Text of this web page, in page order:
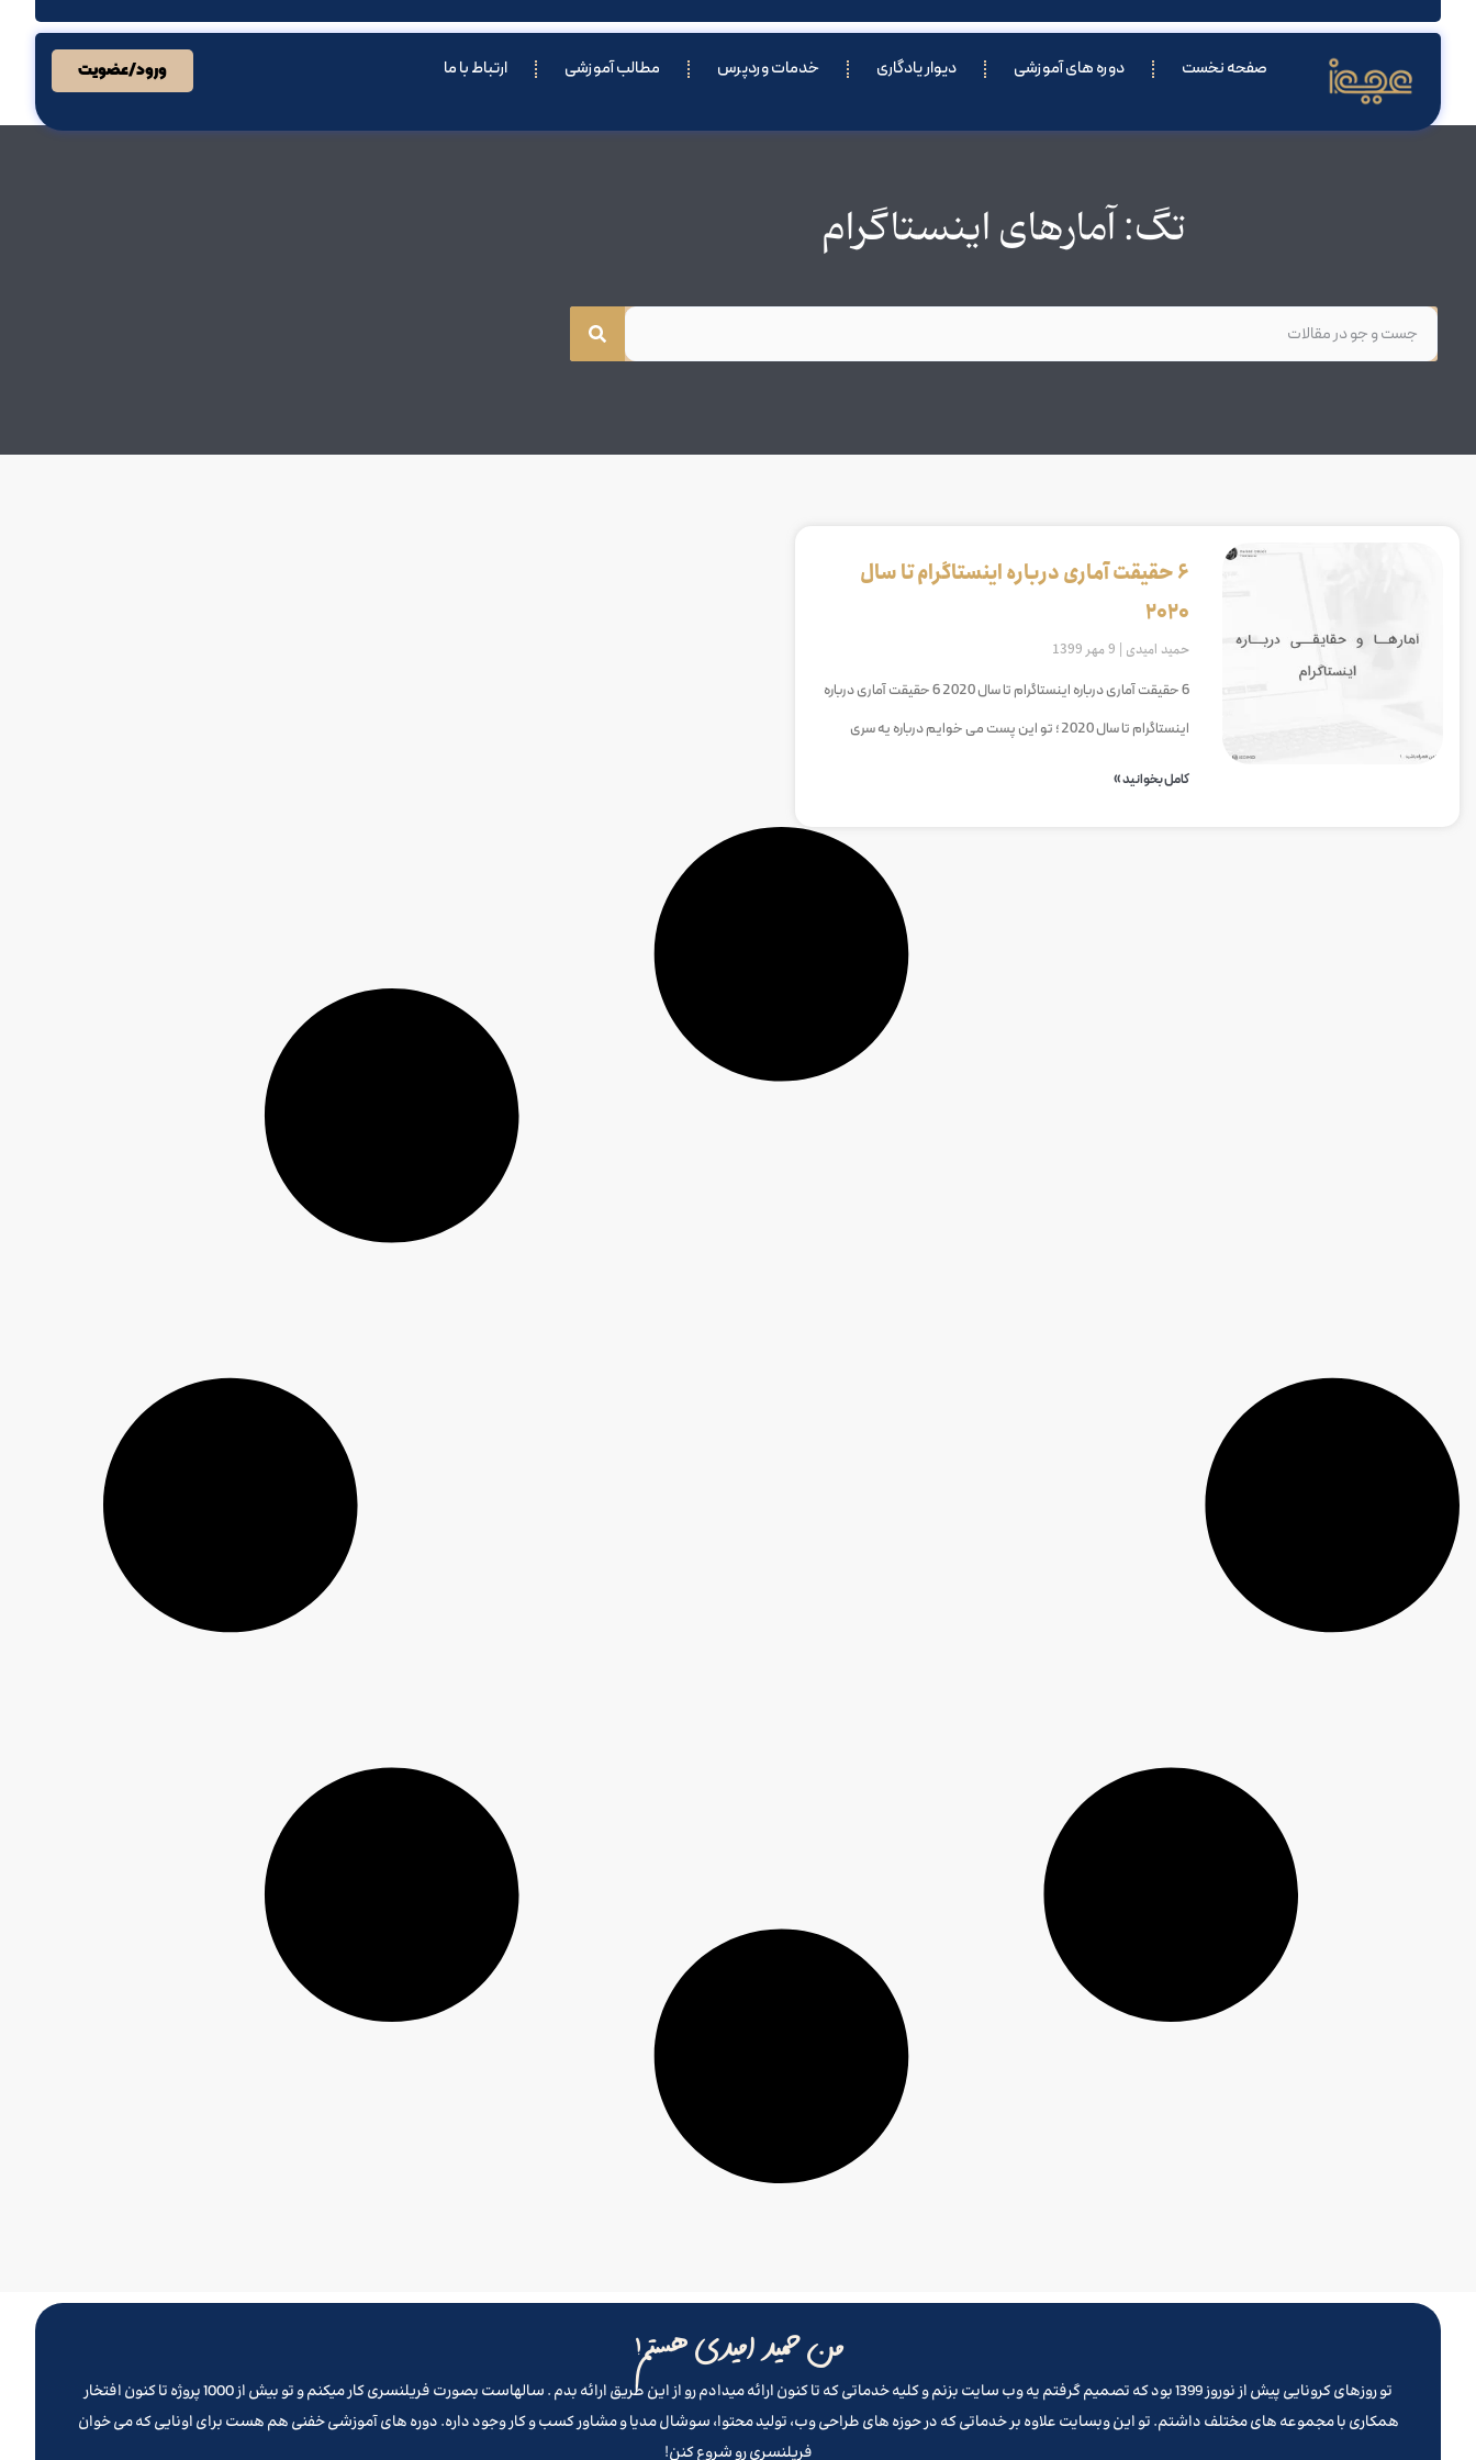
صفحه نخست دوره های آموزشی دیوار یادگاری خدمات وردپرس مطالب آموزشی ارتباط با ما ورود/عضویت
تگ: آمارهای اینستاگرام
6 حقیقت آماری درباره اینستاگرام تا سال
2020
حمید امیدی
6 حقیقت آماری درباره اینستاگرام تا سال 2020 6 حقیقت آماری درباره
اینستاگرام تا سال 2020 ؛ تو این پست می خوایم درباره یه سری
کامل بخوانید »
من حمید امیدی هستم!
تو روزهای کرونایی پیش از نوروز 1399 بود که تصمیم گرفتم یه وب سایت بزنم و کلیه خدماتی که تا کنون ارائه میدادم رو از این طریق ارائه بدم . سالهاست بصورت فریلنسری کار میکنم و تو بیش از 1000 پروژه تا کنون افتخار
همکاری با مجموعه های مختلف داشتم. تو این وبسایت علاوه بر خدماتی که در حوزه های طراحی وب، تولید محتوا، سوشال مدیا و مشاور کسب و کار وجود داره. دوره های آموزشی خفنی هم هست برای اونایی که می خوان
فریلنسری رو شروع کنن!